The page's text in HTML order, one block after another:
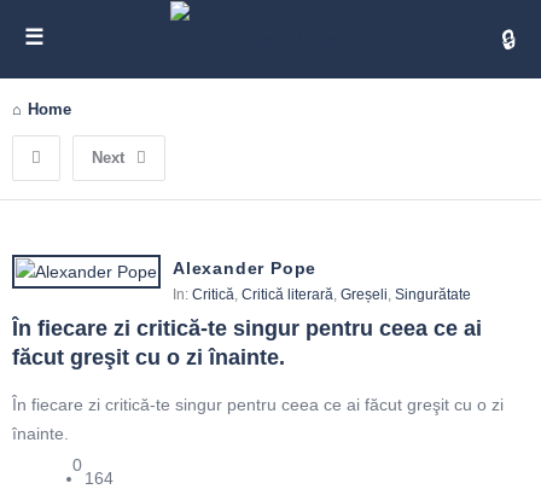
Home
Next
Alexander Pope
In: Critică, Critică literară, Greșeli, Singurătate
În fiecare zi critică-te singur pentru ceea ce ai
făcut greşit cu o zi înainte.
În fiecare zi critică-te singur pentru ceea ce ai făcut greşit cu o zi
înainte.
0
164